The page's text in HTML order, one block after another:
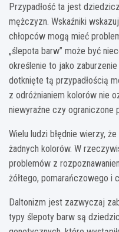
Przypadłość ta jest
mężczyzn. Wskaźniki
chłopców mogą mieć
„ślepota barw” może być
określenie to jako
dotknięte tą przypadłością
z odróżnianiem kolorów nie
niewyraźne czy ograniczone
Wielu ludzi błędnie wierzy,
żadnych kolorów. W
problemów z
żółtego, pomarańczowego i
Daltonizm jest zazwyczaj
typy ślepoty barw są